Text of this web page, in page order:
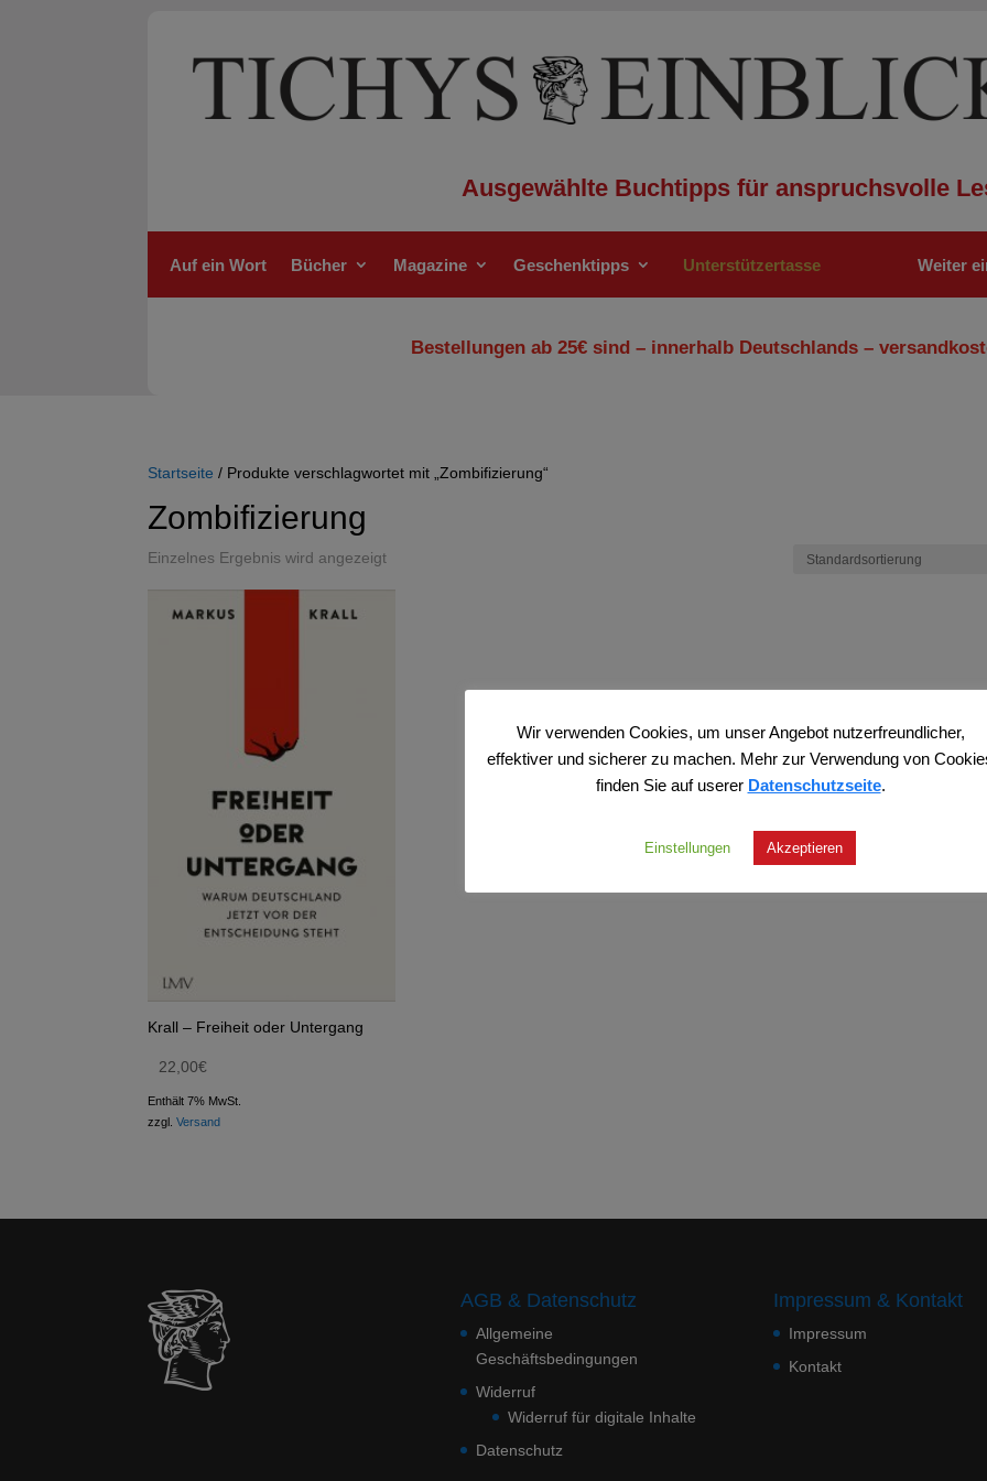
Ausgewählte Buchtipps für anspruchsvolle
Auf ein Wort Bücher Magazine Geschenktipps Unterstützertasse Weiter
Bestellungen ab 25€ sind – innerhalb Deutschlands –
Startseite / Produkte verschlagwortet mit „Zombifizierung“
Zombifizierung
Einzelnes Ergebnis wird angezeigt
Krall – Freiheit oder Untergang
22,00€
Enthält 7% MwSt.
zzgl.Versand
AGB & Datenschutz
Allgemeine
Geschäftsbedingungen
Widerruf
Widerruf für digitale Inhalte
Datenschutz
Impressum & Kontakt
Impressum
Kontakt
Wir verwenden Cookies, um unser Angebot nutzerfreundlicher,
effektiver und sicherer zu machen. Mehr zur Verwendung von
finden Sie auf userer Datenschutzseite.
Einstellungen Akzeptieren